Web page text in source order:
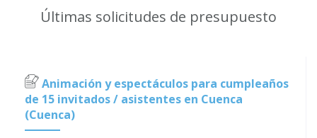
Últimas solicitudes de presupuesto
Animación y espectáculos para cumpleaños
de 15 invitados / asistentes en Cuenca
(Cuenca)